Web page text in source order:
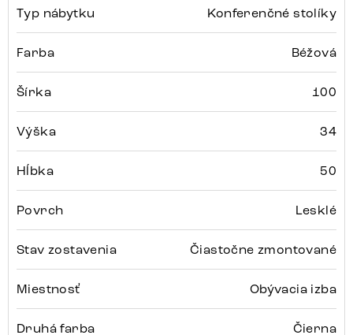
Typ nábytku Konferenčné stolíky
Farba Béžová
Šírka 100
Výška 34
Hĺbka 50
Povrch Lesklé
Stav zostavenia Čiastočne zmontované
Miestnosť Obývacia izba
Druhá farba Čierna